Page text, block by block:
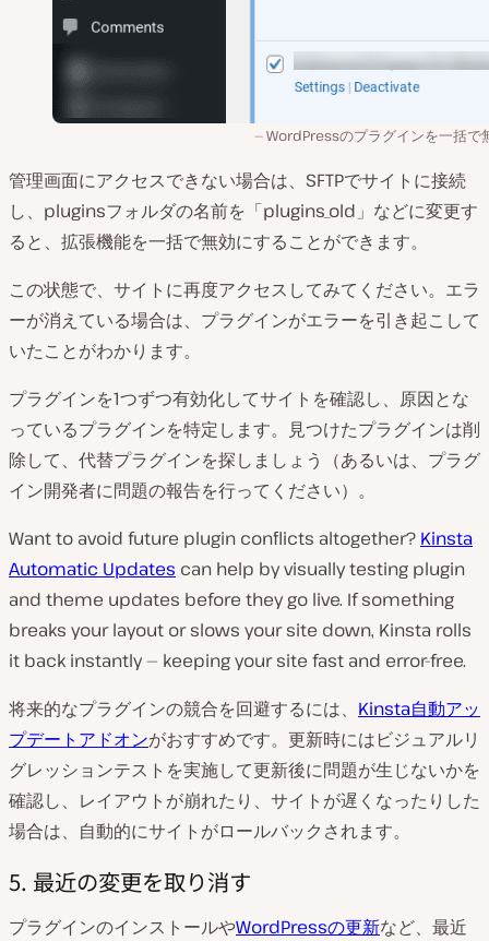
WordPressのプラグインを一括で
管理画面にアクセスできない場合は、SFTPでサイトに接続
し、pluginsフォルダの名前を「plugins_old」などに変更す
ると、拡張機能を一括で無効にすることができます。
この状態で、サイトに再度アクセスしてみてください。エラ
ーが消えている場合は、プラグインがエラーを引き起こして
いたことがわかります。
プラグインを1つずつ有効化してサイトを確認し、原因とな
っているプラグインを特定します。見つけたプラグインは削
除して、代替プラグインを探しましょう（あるいは、プラグ
イン開発者に問題の報告を行ってください）。
Want to avoid future plugin conflicts altogether? Kinsta
Automatic Updates can help by visually testing plugin
and theme updates before they go live. If something
breaks your layout or slows your site down, Kinsta rolls
it back instantly — keeping your site fast and error-free.
将来的なプラグインの競合を回避するには、 Kinsta自動アッ
プデートアドオンがおすすめです。更新時にはビジュアルリ
グレッションテストを実施して更新後に問題が生じないかを
確認し、レイアウトが崩れたり、サイトが遅くなったりした
場合は、自動的にサイトがロールバックされます。
5. 最近の変更を取り消す
プラグインのインストールやWordPressの更新など、最近